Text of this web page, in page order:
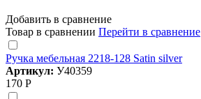
Добавить в сравнение
Товар в сравнении Перейти в сравнение
Ручка мебельная 2218-128 Satin silver
Артикул: У40359
170 Р